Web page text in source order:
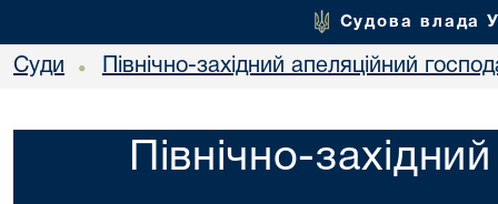
Судова влада
Суди • Північно-західний апеляційний
Північно-